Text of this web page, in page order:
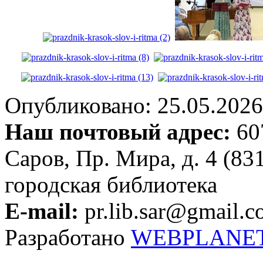
Опубликовано:
Наш почтовый адрес:
Саров, Пр. Мира, д. 4
городская библиотека
E-mail:
Разработано